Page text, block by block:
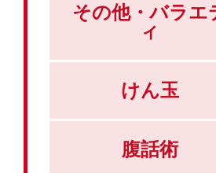
その他・バラエ
ィ
けん玉
腹話術